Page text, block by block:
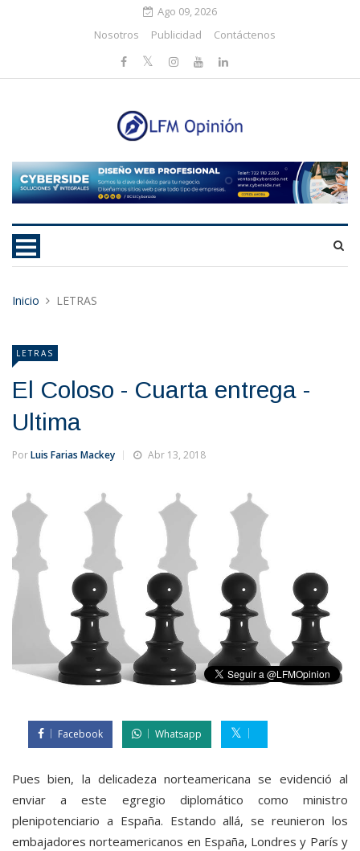
Ago 09, 2026
Nosotros
Publicidad Contáctenos
Inicio LETRAS
LETRAS
El Coloso - Cuarta entrega -
Ultima
PorLuis Farias Mackey Abr 13, 2018
Facebook Whatsapp
Pues bien, la delicadeza norteamericana se evidenció al
enviar a este egregio diplomático como ministro
plenipotenciario a España. Estando allá, se reunieron los
embajadores norteamericanos en España, Londres y París y